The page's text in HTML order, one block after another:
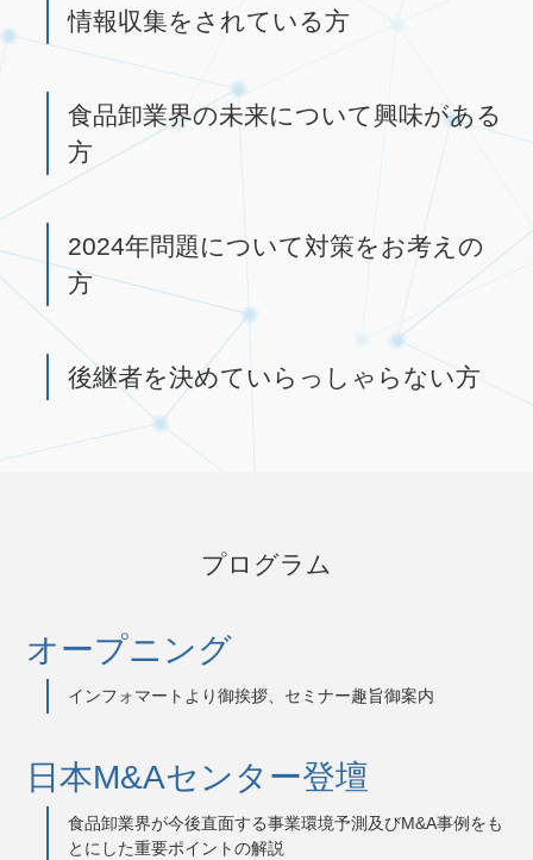
情報収集をされている方
食品卸業界の未来について興味がある
方
2024年問題について対策をお考えの
方
後継者を決めていらっしゃらない方
プログラム
オープニング
インフォマートより御挨拶、セミナー趣旨御案内
日本M&Aセンター登壇
食品卸業界が今後直面する事業環境予測及びM&A事例をも
とにした重要ポイントの解説